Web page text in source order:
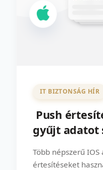
IT BIZTONSÁG HÍR
Push
gyűjt adatot
Több népszerű
értesítéseket